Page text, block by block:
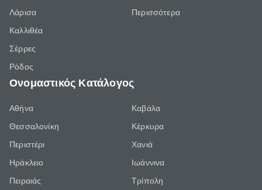
Λάρισα
Καλλιθέα
Σέρρες
Ρόδος
Περισσότερα
Ονομαστικός Κατάλογος
Αθήνα
Θεσσαλονίκη
Περιστέρι
Ηράκλειο
Πειραιάς
Καβάλα
Κέρκυρα
Χανιά
Ιωάννινα
Τρίπολη